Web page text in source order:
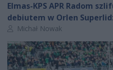
Elmas-KPS APR Radom
debiutem w Orlen
Autor artykułu:
Michał Nowak